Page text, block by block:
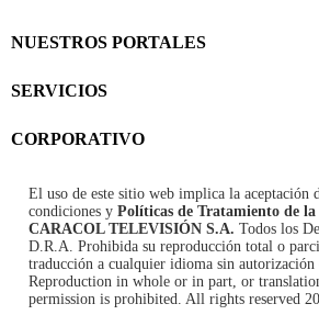
NUESTROS PORTALES
SERVICIOS
CORPORATIVO
El uso de este sitio web implica la aceptación
condiciones y Políticas de Tratamiento de
CARACOL TELEVISIÓN S.A. Todos los
D.R.A. Prohibida su reproducción total o
traducción a cualquier idioma sin autorización
Reproduction in whole or in part, or
permission is prohibited. All rights reserved